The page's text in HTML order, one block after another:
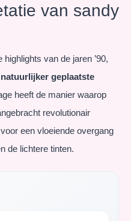
van sandy
van de jaren ’90,
geplaatste
heeft de manier waarop
revolutionair
een vloeiende overgang
de lichtere tinten.